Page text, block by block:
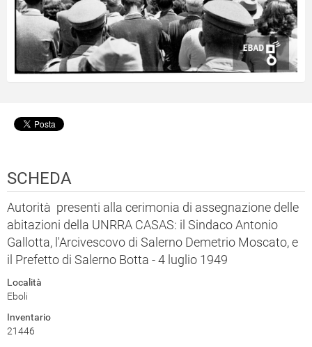
SCHEDA
Autorità presenti alla cerimonia di assegnazione delle
abitazioni della UNRRA CASAS: il Sindaco Antonio
Gallotta, l'Arcivescovo di Salerno Demetrio Moscato, e
il Prefetto di Salerno Botta - 4 luglio 1949
Località
Eboli
Inventario
21446